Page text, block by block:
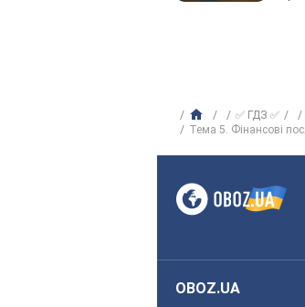
✅ ГДЗ ✅
Тема 5. Фінансові
OBOZ.UA